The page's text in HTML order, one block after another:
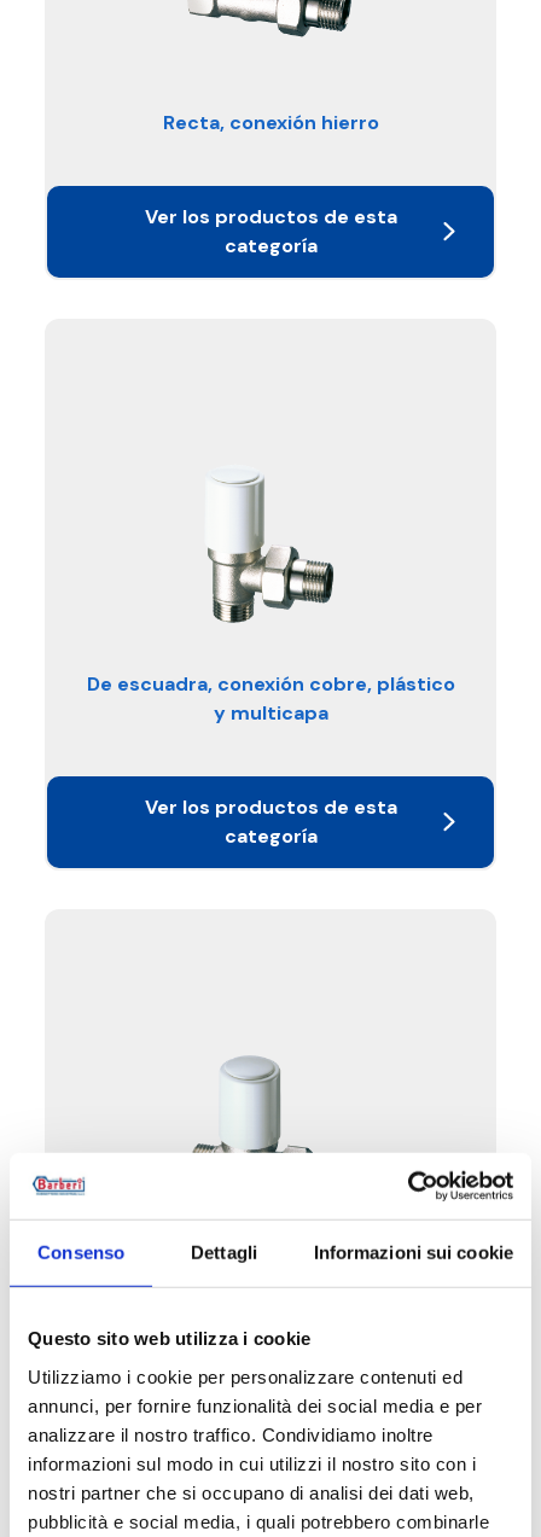
Consenso Dettagli Informazioni sui cookie
Questo sito web utilizza i cookie
Utilizziamo i cookie per personalizzare contenuti ed
annunci, per fornire funzionalità dei social media e per
analizzare il nostro traffico. Condividiamo inoltre
informazioni sul modo in cui utilizzi il nostro sito con i
nostri partner che si occupano di analisi dei dati web,
pubblicità e social media, i quali potrebbero combinarle
Recta, conexión hierro
Ver los productos de esta
categoría
De escuadra, conexión cobre, plástico
y multicapa
Ver los productos de esta
categoría
Ver los productos de esta
categoría